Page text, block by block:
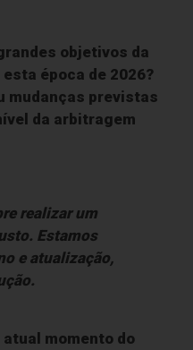
objetivos da
esta época de 2026?
mudanças previstas
da arbitragem
realizar um
Estamos
e atualização,
momento do